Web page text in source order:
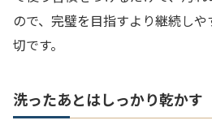
ので、完璧を目指すより継続し
切です。
洗ったあとはしっかり乾かす